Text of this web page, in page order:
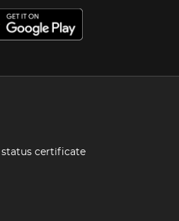
certificate